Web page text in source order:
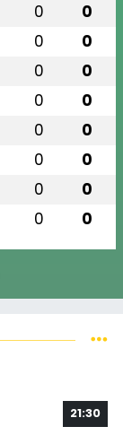
0 0
0 0
0 0
0 0
0 0
0 0
0 0
0 0
21:30